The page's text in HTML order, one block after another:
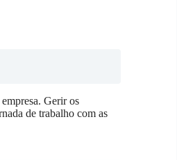
Gerir os
de trabalho com as